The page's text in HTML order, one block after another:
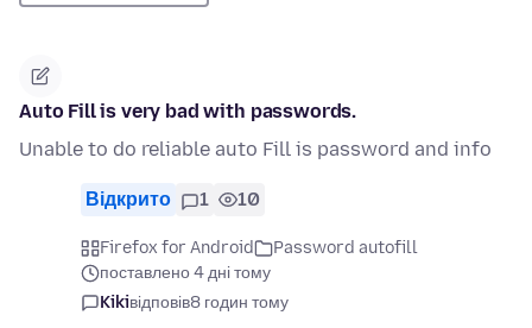
Auto Fill is very bad with passwords.
Unable to do reliable auto Fill is password and info
Відкрито 1 10
Firefox for Android
Password autofill
поставлено 4 дні тому
Kikiвідповів8 годин тому